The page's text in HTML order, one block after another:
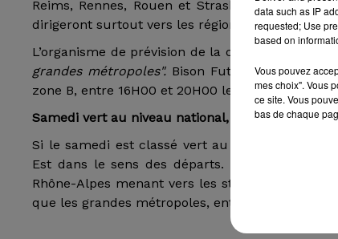
Reims, Rennes, Rouen et Strasbourg),
dirigeront surtout vers les régions
L’organisme de prévision de la circulation
grandes métropoles".Bison Futé conseille
zone B, entre 16H00 et 20H00 le vendredi.
Samedi vert au niveau national, mais...
Si le samedi est classé vert au niveau national,
Est dans le sens des départs. Il est
Rhône-Alpes menant vers les stations de ski,
que les grandes métropoles, entre 8 heures et
data such as IP
requested; Use
based on
Vous pouvez
mes choix". Vous
ce site. Vous
bas de chaque